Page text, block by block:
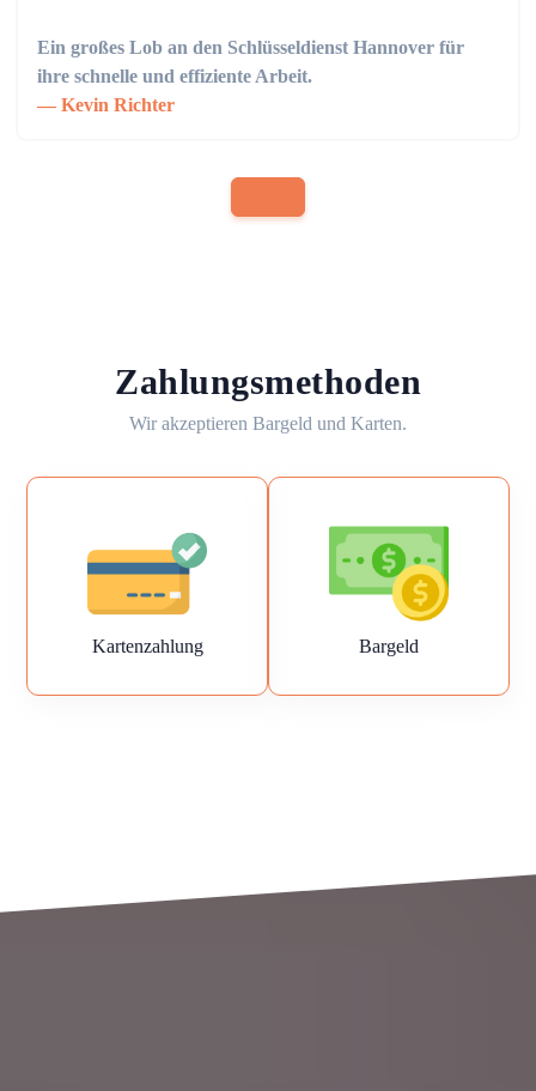
Ein großes Lob an den Schlüsseldienst Hannover für
ihre schnelle und effiziente Arbeit.
Kevin Richter
Zahlungsmethoden
Wir akzeptieren Bargeld und Karten.
Kartenzahlung Bargeld